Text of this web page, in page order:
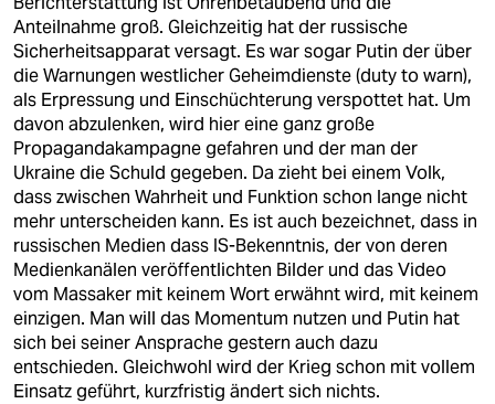
Anteilnahme groß. Gleichzeitig hat der russische
Sicherheitsapparat versagt. Es war sogar Putin der über
die Warnungen westlicher Geheimdienste (duty to warn),
als Erpressung und Einschüchterung verspottet hat. Um
davon abzulenken, wird hier eine ganz große
Propagandakampagne gefahren und der man der
Ukraine die Schuld gegeben. Da zieht bei einem Volk,
dass zwischen Wahrheit und Funktion schon lange nicht
mehr unterscheiden kann. Es ist auch bezeichnet, dass in
russischen Medien dass IS-Bekenntnis, der von deren
Medienkanälen veröffentlichten Bilder und das Video
vom Massaker mit keinem Wort erwähnt wird, mit keinem
einzigen. Man will das Momentum nutzen und Putin hat
sich bei seiner Ansprache gestern auch dazu
entschieden. Gleichwohl wird der Krieg schon mit vollem
Einsatz geführt, kurzfristig ändert sich nichts.